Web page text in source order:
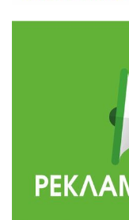
Обмежено
артилерії
490
«Альянс
підсумки
області